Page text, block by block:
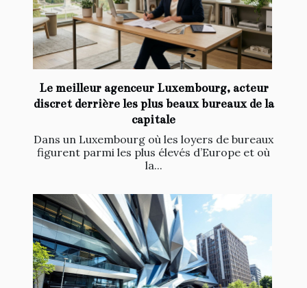
Le meilleur agenceur Luxembourg, acteur
discret derrière les plus beaux bureaux de la
capitale
Dans un Luxembourg où les loyers de bureaux
figurent parmi les plus élevés d’Europe et où
la...